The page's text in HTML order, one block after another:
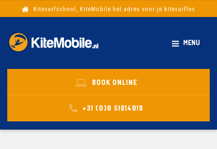
Kitesurfschool, KiteMobile het adres voor je kitesurfles
MENU
BOOK ONLINE
+31 (0)6 51814918